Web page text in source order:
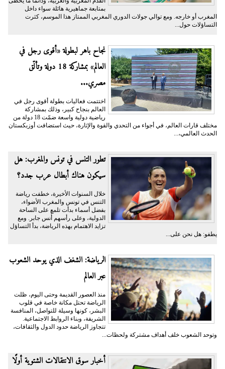
بمتابعة جماهيرية هائلة سواء داخل
المغرب أو خارجه. ومع توالي جولات الدوري المغربي الممتاز هذا الموسم، كثرت
التساؤلات حول...
نجاح باهر لبطولة «أقوى رجل في
العالم» بمشاركة 18 دولة وتألّق
مصري...
اختتمت فعاليات بطولة أقوى رجل في
العالم بنجاح كبير، وذلك بمشاركة
رياضية دولية واسعة ضمّت 18 دولة من
مختلف قارات العالم، في أجواء من التحدي والقوة والإثارة، حيث استضافت أوزبكستان
الحدث العالمي،...
تطور التنس في تونس والمغرب: هل
سيكون هناك أبطال عرب جدد؟
خلال السنوات الأخيرة، خطفت رياضة
التنس في تونس والمغرب الأضواء،
بفضل أسماء بدأت تلمع على الساحة
الدولية، وعلى رأسهم أُنس جابر. ومع
تزايد الاهتمام بهذه الرياضة، بدأ التساؤل
يطفو: هل نحن على...
الرياضة: الشغف الذي يوحد الشعوب
عبر العالم
منذ العصور القديمة وحتى اليوم، ظلت
الرياضة تحتل مكانة خاصة في قلوب
البشر، كونها وسيلة للتواصل، المنافسة
الشريفة، وبناء الروابط الاجتماعية.
تتجاوز الرياضة حدود الدول والثقافات،
وتوحد الشعوب خلف أهداف مشتركة ولحظات...
أخبار سوق الانتقالات الشتوية أولًا